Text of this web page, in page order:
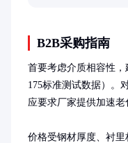
B2B采购指南
首要考虑介质相容性
175标准测试数据）。
应要求厂家提供加速老
价格受钢材厚度、衬